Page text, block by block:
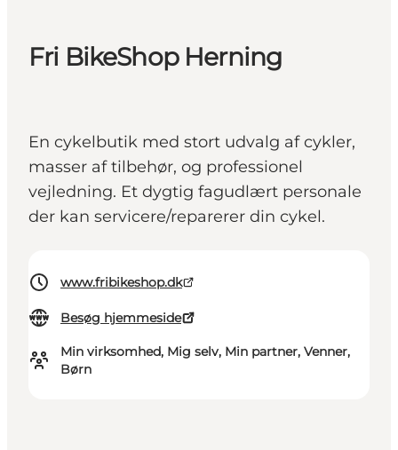
Fri BikeShop Herning
En cykelbutik med stort udvalg af cykler,
masser af tilbehør, og professionel
vejledning. Et dygtig fagudlært personale
der kan servicere/reparerer din cykel.
www.fribikeshop.dk
Besøg hjemmeside
Min virksomhed, Mig selv, Min partner, Venner,
Børn